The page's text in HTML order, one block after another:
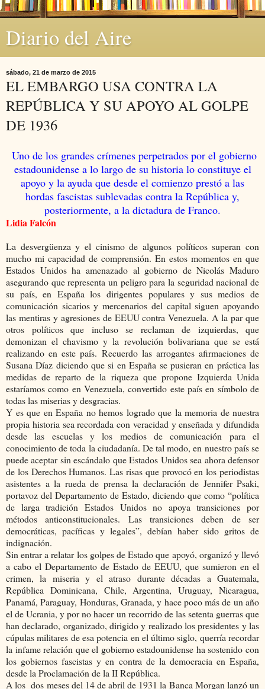
Diario del Aire
sábado, 21 de marzo de 2015
EL EMBARGO USA CONTRA LA
REPÚBLICA Y SU APOYO AL GOLPE
DE 1936
Uno de los grandes crímenes perpetrados por el gobierno
estadounidense a lo largo de su historia lo constituye el
apoyo y la ayuda que desde el comienzo prestó a las
hordas fascistas sublevadas contra la República y,
posteriormente, a la dictadura de Franco.
Lidia Falcón
La desvergüenza y el cinismo de algunos políticos superan con
mucho mi capacidad de comprensión. En estos momentos en que
Estados Unidos ha amenazado al gobierno de Nicolás Maduro
asegurando que representa un peligro para la seguridad nacional de
su país, en España los dirigentes populares y sus medios de
comunicación sicarios y mercenarios del capital siguen apoyando
las mentiras y agresiones de EEUU contra Venezuela. A la par que
otros políticos que incluso se reclaman de izquierdas, que
demonizan el chavismo y la revolución bolivariana que se está
realizando en este país. Recuerdo las arrogantes afirmaciones de
Susana Díaz diciendo que si en España se pusieran en práctica las
medidas de reparto de la riqueza que propone Izquierda Unida
estaríamos como en Venezuela, convertido este país en símbolo de
todas las miserias y desgracias.
Y es que en España no hemos logrado que la memoria de nuestra
propia historia sea recordada con veracidad y enseñada y difundida
desde las escuelas y los medios de comunicación para el
conocimiento de toda la ciudadanía. De tal modo, en nuestro país se
puede aceptar sin escándalo que Estados Unidos sea ahora defensor
de los Derechos Humanos. Las risas que provocó en los periodistas
asistentes a la rueda de prensa la declaración de Jennifer Psaki,
portavoz del Departamento de Estado, diciendo que como “política
de larga tradición Estados Unidos no apoya transiciones por
métodos anticonstitucionales. Las transiciones deben de ser
democráticas, pacíficas y legales”, debían haber sido gritos de
indignación.
Sin entrar a relatar los golpes de Estado que apoyó, organizó y llevó
a cabo el Departamento de Estado de EEUU, que sumieron en el
crimen, la miseria y el atraso durante décadas a Guatemala,
República Dominicana, Chile, Argentina, Uruguay, Nicaragua,
Panamá, Paraguay, Honduras, Granada, y hace poco más de un año
el de Ucrania, y por no hacer un recorrido de las setenta guerras que
han declarado, organizado, dirigido y realizado los presidentes y las
cúpulas militares de esa potencia en el último siglo, querría recordar
la infame relación que el gobierno estadounidense ha sostenido con
los gobiernos fascistas y en contra de la democracia en España,
desde la Proclamación de la II República.
A los dos meses del 14 de abril de 1931 la Banca Morgan lanzó un